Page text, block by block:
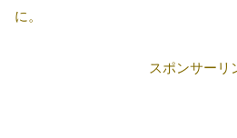
に。
スポンサーリ